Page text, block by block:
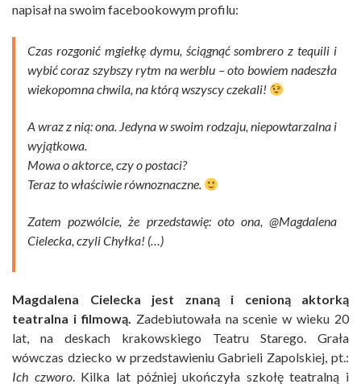
napisał na swoim facebookowym profilu:
Czas rozgonić mgiełkę dymu, ściągnąć sombrero z tequili i
wybić coraz szybszy rytm na werblu – oto bowiem nadeszła
wiekopomna chwila, na którą wszyscy czekali!
A wraz z nią: ona. Jedyna w swoim rodzaju, niepowtarzalna i
wyjątkowa.
Mowa o aktorce, czy o postaci?
Teraz to właściwie równoznaczne.
Zatem pozwólcie, że przedstawię: oto ona, @Magdalena
Cielecka, czyli Chyłka! (…)
Magdalena Cielecka jest znaną i cenioną aktorką
teatralna i filmową. Zadebiutowała na scenie w wieku 20
lat, na deskach krakowskiego Teatru Starego. Grała
wówczas dziecko w przedstawieniu Gabrieli Zapolskiej, pt.:
Ich czworo. Kilka lat później ukończyła szkołę teatralną i